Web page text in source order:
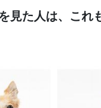
見た人は、これ